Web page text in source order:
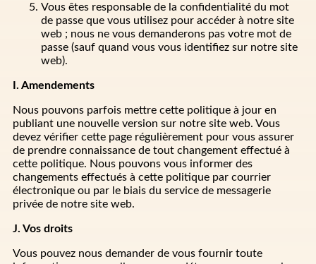
Vous êtes responsable de la confidentialité du mot
de passe que vous utilisez pour accéder à notre site
web ; nous ne vous demanderons pas votre mot de
passe (sauf quand vous vous identifiez sur notre site
web).
I. Amendements
Nous pouvons parfois mettre cette politique à jour en
publiant une nouvelle version sur notre site web. Vous
devez vérifier cette page régulièrement pour vous assurer
de prendre connaissance de tout changement effectué à
cette politique. Nous pouvons vous informer des
changements effectués à cette politique par courrier
électronique ou par le biais du service de messagerie
privée de notre site web.
J. Vos droits
Vous pouvez nous demander de vous fournir toute